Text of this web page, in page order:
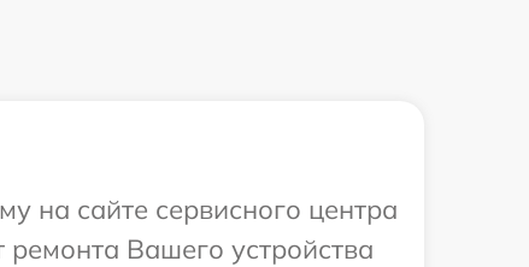
на сайте сервисного центра
Вашего устройства